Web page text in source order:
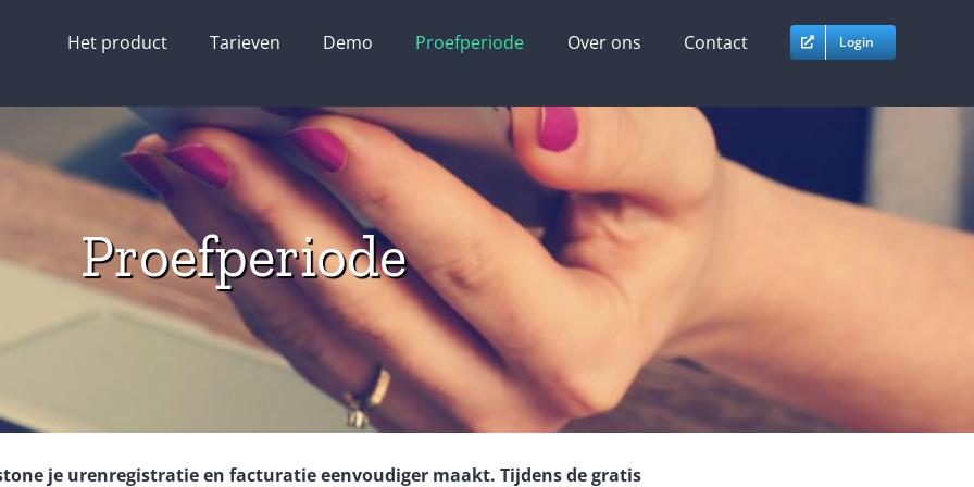
Het product Tarieven Demo Proefperiode Over ons Contact Login
Proefperiode
je urenregistratie en facturatie eenvoudiger maakt. Tijdens de gratis